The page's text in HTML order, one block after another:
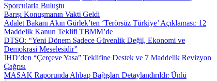
Sporcularla Buluştu
Barışı Konuşmanın Vakti Geldi
Adalet Bakanı Akın Gürlek’ten ‘Terörsüz Türkiye’ Açıklaması: 12
Maddelik Kanun Teklifi TBMM’de
DTSO: “Yeni Dönem Sadece Güvenlik Değil, Ekonomi ve
Demokrasi Meselesidir”
İHD’den “Çerçeve Yasa” Teklifine Destek ve 7 Maddelik Revizyon
Çağrısı
MASAK Raporunda Ahbap Bağışları Detaylandırıldı: Ünlü